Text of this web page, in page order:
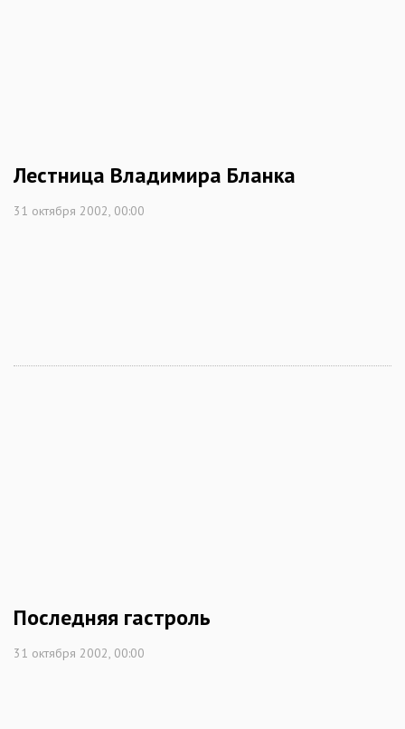
Лестница Владимира Бланка
31 октября 2002, 00:00
Последняя гастроль
31 октября 2002, 00:00